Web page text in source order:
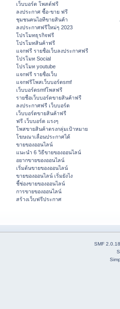
เว็บบอร์ด โพสต์ฟรี
ลงประกาศ ซื้อ-ขาย ฟรี
ชุมชนคนไอทีขายสินค้า
ลงประกาศฟรีใหม่ๆ 2023
โปรโมทธุรกิจฟรี
โปรโมทสินค้าฟรี
แจกฟรี รายชื่อเว็บลงประกาศฟรี
โปรโมท Social
โปรโมท youtube
แจกฟรี รายชื่อเว็บ
แจกฟรีโพสเว็บบอร์ดsmf
เว็บบอร์ดsmfโพสฟรี
รายชื่อเว็บบอร์ดขายสินค้าฟรี
ลงประกาศฟรี เว็บบอร์ด
เว็บบอร์ดขายสินค้าฟรี
ฟรี เว็บบอร์ด แรงๆ
โพสขายสินค้าตรงกลุ่มเป้าหมาย
โฆษณาเลื่อนประกาศได้
ขายของออนไลน์
แนะนำ 6 วิธีขายของออนไลน์
อยากขายของออนไลน์
เริ่มต้นขายของออนไลน์
ขายของออนไลน์ เริ่มยังไง
ชี้ช่องขายของออนไลน์
การขายของออนไลน์
สร้างเว็บฟรีประกาศ
SMF 2.0.18